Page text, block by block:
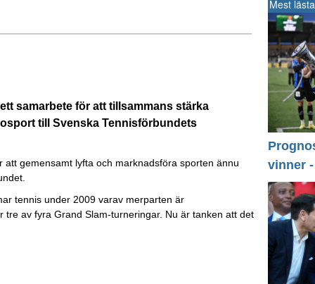
samarbete för att tillsammans stärka
till Svenska Tennisförbundets
gemensamt lyfta och marknadsföra sporten ännu
tennis under 2009 varav merparten är
av fyra Grand Slam-turneringar. Nu är tanken att det
Mest
vinner